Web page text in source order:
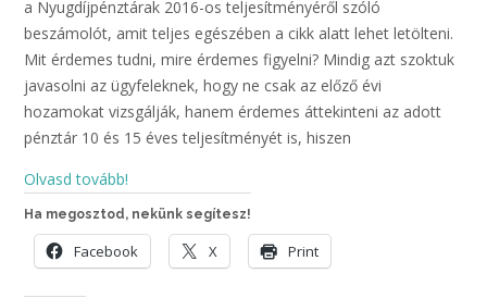
a Nyugdíjpénztárak 2016-os teljesítményéről szóló
beszámolót, amit teljes egészében a cikk alatt lehet letölteni.
Mit érdemes tudni, mire érdemes figyelni? Mindig azt szoktuk
javasolni az ügyfeleknek, hogy ne csak az előző évi
hozamokat vizsgálják, hanem érdemes áttekinteni az adott
pénztár 10 és 15 éves teljesítményét is, hiszen
Olvasd tovább!
Ha megosztod, nekünk segítesz!
Facebook X Print